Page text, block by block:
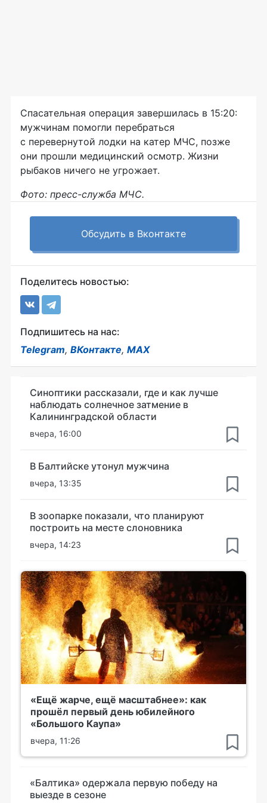
Спасательная операция завершилась в 15:20:
мужчинам помогли перебраться
с перевернутой лодки на катер МЧС, позже
они прошли медицинский осмотр. Жизни
рыбаков ничего не угрожает.
Фото: пресс-служба МЧС.
Обсудить в Вконтакте
Поделитесь новостью:
Подпишитесь на нас:
Telegram, ВКонтакте, MAX
Синоптики рассказали, где и как лучше
наблюдать солнечное затмение в
Калининградской области
вчера, 16:00
В Балтийске утонул мужчина
вчера, 13:35
В зоопарке показали, что планируют
построить на месте слоновника
вчера, 14:23
«Ещё жарче, ещё масштабнее»: как
прошёл первый день юбилейного
«Большого Каупа»
вчера, 11:26
«Балтика» одержала первую победу на
выезде в сезоне